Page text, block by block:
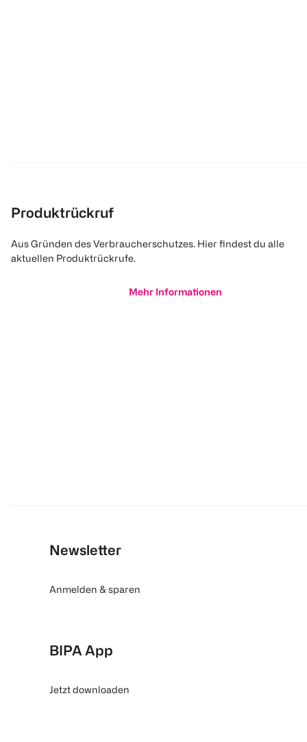
Produktrückruf
Aus Gründen des Verbraucherschutzes. Hier findest du alle
aktuellen Produktrückrufe.
Mehr Informationen
Newsletter
Anmelden & sparen
BIPA App
Jetzt downloaden